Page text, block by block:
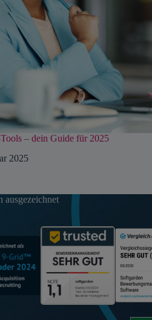
– dein Guide für 2025
2025
ausgezeichnet